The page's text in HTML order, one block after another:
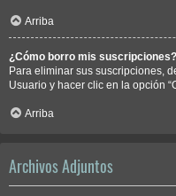
Arriba
¿Cómo borro mis suscripciones?
Para eliminar sus suscripciones,
Usuario y hacer clic en la opción
Arriba
Archivos Adjuntos